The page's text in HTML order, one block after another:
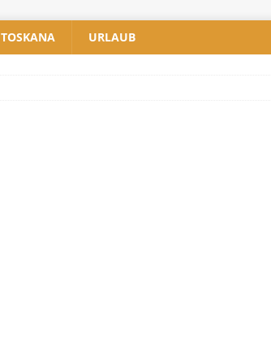
TOSKANA URLAUB